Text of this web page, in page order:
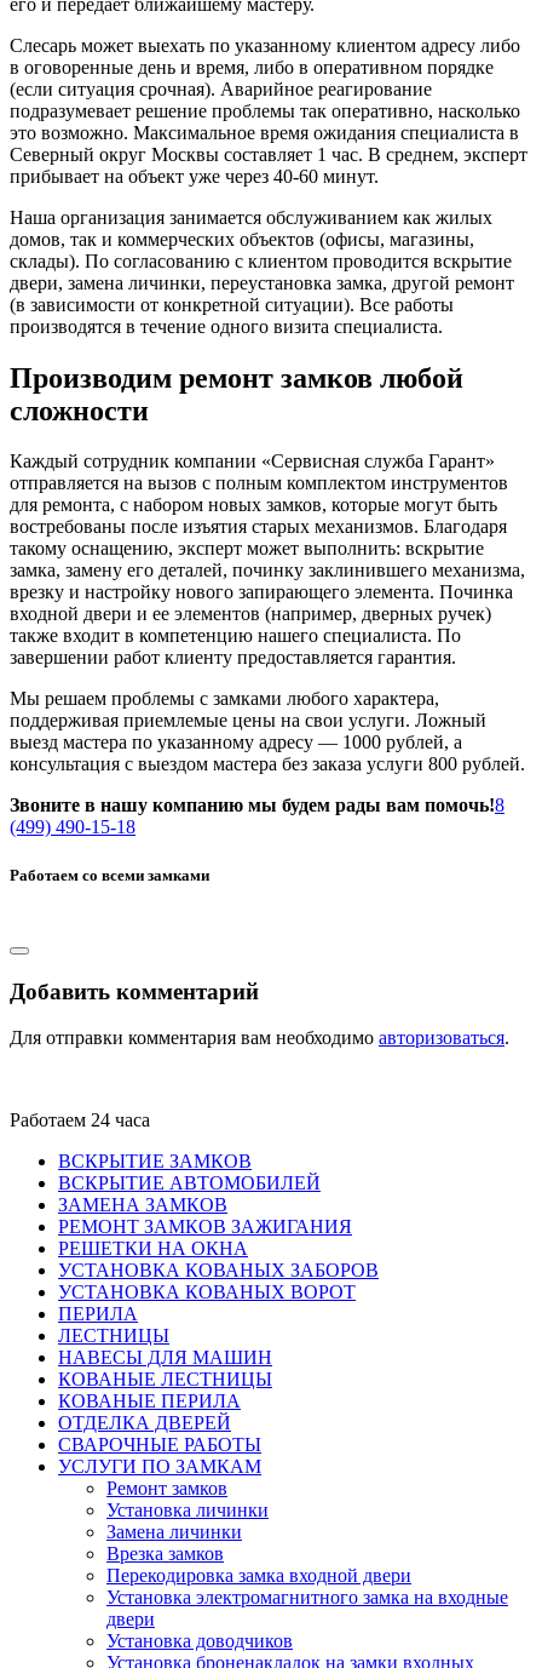
Слесарь может выехать по указанному клиентом адресу либо
в оговоренные день и время, либо в оперативном порядке
(если ситуация срочная). Аварийное реагирование
подразумевает решение проблемы так оперативно, насколько
это возможно. Максимальное время ожидания специалиста в
Северный округ Москвы составляет 1 час. В среднем, эксперт
прибывает на объект уже через 40-60 минут.
Наша организация занимается обслуживанием как жилых
домов, так и коммерческих объектов (офисы, магазины,
склады). По согласованию с клиентом проводится вскрытие
двери, замена личинки, переустановка замка, другой ремонт
(в зависимости от конкретной ситуации). Все работы
производятся в течение одного визита специалиста.
Производим ремонт замков любой
сложности
Каждый сотрудник компании «Сервисная служба Гарант»
отправляется на вызов с полным комплектом инструментов
для ремонта, с набором новых замков, которые могут быть
востребованы после изъятия старых механизмов. Благодаря
такому оснащению, эксперт может выполнить: вскрытие
замка, замену его деталей, починку заклинившего механизма,
врезку и настройку нового запирающего элемента. Починка
входной двери и ее элементов (например, дверных ручек)
также входит в компетенцию нашего специалиста. По
завершении работ клиенту предоставляется гарантия.
Мы решаем проблемы с замками любого характера,
поддерживая приемлемые цены на свои услуги. Ложный
выезд мастера по указанному адресу — 1000 рублей, а
консультация с выездом мастера без заказа услуги 800 рублей.
Звоните в нашу компанию мы будем рады вам помочь!8
(499) 490-15-18
Работаем со всеми замками
Добавить комментарий
Для отправки комментария вам необходимо авторизоваться.
Работаем 24 часа
ВСКРЫТИЕ ЗАМКОВ
ВСКРЫТИЕ АВТОМОБИЛЕЙ
ЗАМЕНА ЗАМКОВ
РЕМОНТ ЗАМКОВ ЗАЖИГАНИЯ
РЕШЕТКИ НА ОКНА
УСТАНОВКА КОВАНЫХ ЗАБОРОВ
УСТАНОВКА КОВАНЫХ ВОРОТ
ПЕРИЛА
ЛЕСТНИЦЫ
НАВЕСЫ ДЛЯ МАШИН
КОВАНЫЕ ЛЕСТНИЦЫ
КОВАНЫЕ ПЕРИЛА
ОТДЕЛКА ДВЕРЕЙ
СВАРОЧНЫЕ РАБОТЫ
УСЛУГИ ПО ЗАМКАМ
Ремонт замков
Установка личинки
Замена личинки
Врезка замков
Перекодировка замка входной двери
Установка электромагнитного замка на входные
двери
Установка доводчиков
Установка броненакладок на замки входных